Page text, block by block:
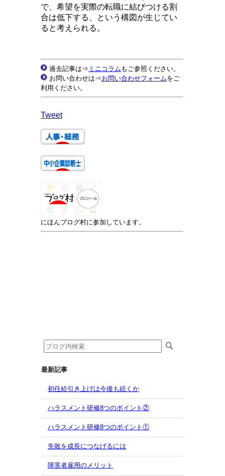
で、希望を実際の転職に結びつける割
合は低下する、という構図が生じてい
ると考えられる。
過去記事は⇒ ミニコラム もご参照ください。
お問い合わせは⇒お問い合わせフォームをご
利用ください。
Tweet
にほんブログ村に参加しています。
最新記事
初任給引き上げは今後も続くか
ハラスメント研修8つのポイント②
ハラスメント研修8つのポイント①
失敗を成長につなげるには
障害者雇用のメリット